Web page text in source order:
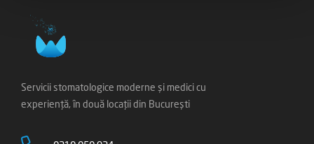
Servicii stomatologice moderne și medici cu
experiență, în două locații din București